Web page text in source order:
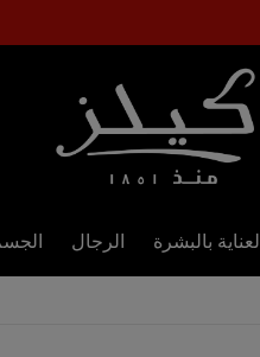
العناية بالبشرة الرجال